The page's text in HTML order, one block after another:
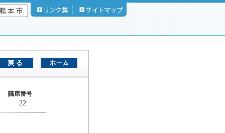
議席番号
22